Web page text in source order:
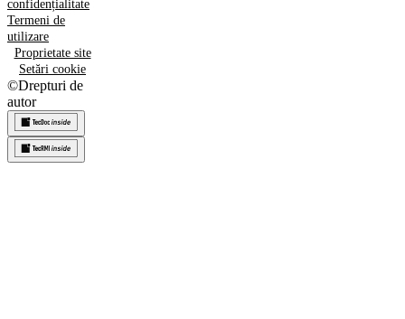
confidențialitate
Termeni de
utilizare
Proprietate site
Setări cookie
©Drepturi de
autor